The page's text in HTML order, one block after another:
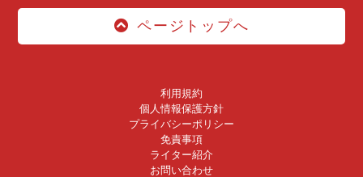
ページトップへ
利用規約
個人情報保護方針
プライバシーポリシー
免責事項
ライター紹介
お問い合わせ